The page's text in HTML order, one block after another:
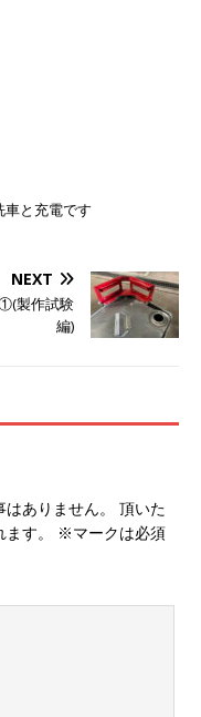
車と充電です
NEXT
製作試験
編)
ありません。 頂いた
ます。 ※マークは必須